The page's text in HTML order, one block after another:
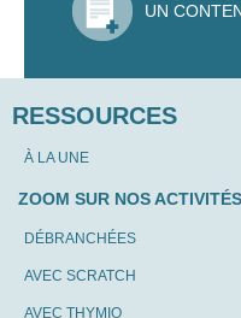
UN
RESSOURCES
À LA UNE
ZOOM SUR NOS ACTIVITÉS
DÉBRANCHÉES
AVEC SCRATCH
AVEC THYMIO